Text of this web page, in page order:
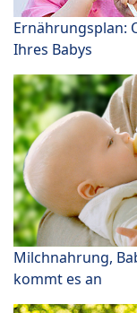
Ernährungsplan:
Ihres Babys
Milchnahrung,
kommt es an